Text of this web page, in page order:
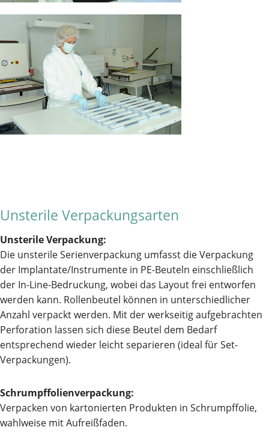
Unsterile Verpackungsarten
Unsterile Verpackung:
Die unsterile Serienverpackung umfasst die Verpackung
der Implantate/Instrumente in PE-Beuteln einschließlich
der In-Line-Bedruckung, wobei das Layout frei entworfen
werden kann. Rollenbeutel können in unterschiedlicher
Anzahl verpackt werden. Mit der werkseitig aufgebrachten
Perforation lassen sich diese Beutel dem Bedarf
entsprechend wieder leicht separieren (ideal für Set-
Verpackungen).
Schrumpffolienverpackung:
Verpacken von kartonierten Produkten in Schrumpffolie,
wahlweise mit Aufreißfaden.